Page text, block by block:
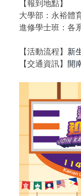
【報到地點】
大學部：永裕體
進修學士班：各
【活動流程】 新
【交通資訊】
開